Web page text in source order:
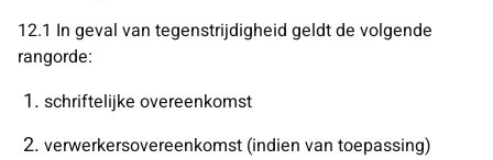
12.1 In geval van tegenstrijdigheid geldt de volgende
rangorde:
schriftelijke overeenkomst
verwerkersovereenkomst (indien van toepassing)